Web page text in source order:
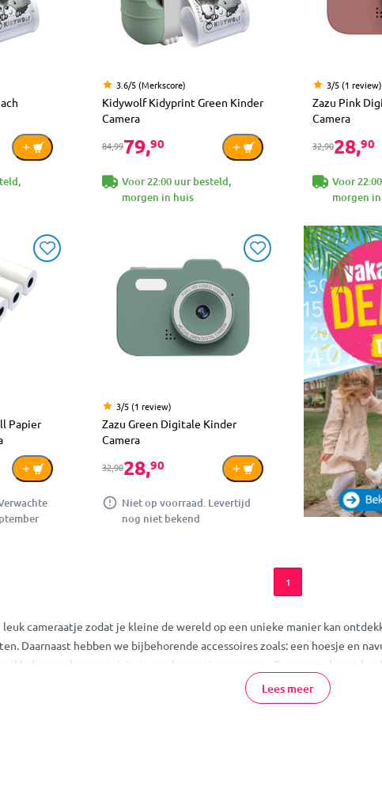
3.6/5 (Merkscore)
Kidywolf Kidyprint Green Kinder
Camera
84,9979,90
Voor 22:00 uur besteld,
morgen in huis
3/5 (1 review)
Zazu Pink
Camera
32,9028,90
Voor
morgen
Papier
3/5 (1 review)
Zazu Green Digitale Kinder
Camera
32,9028,90
Niet op voorraad. Levertijd
nog niet bekend
1
leuk cameraatje zodat je kleine de wereld op een unieke manier kan
Daarnaast hebben we bijbehorende accessoires zoals: een hoesje en
van hun creativiteit en observatievermogen. Daarnaast draagt het
zijn geschikt voor verschillende leeftijden. Met de kindercamera van
Lees meer